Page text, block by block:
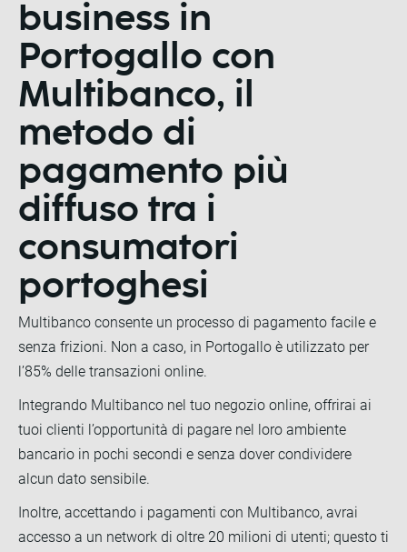
business in
Portogallo con
Multibanco, il
metodo di
pagamento più
diffuso tra i
consumatori
portoghesi
Multibanco consente un processo di pagamento facile e
senza frizioni. Non a caso, in Portogallo è utilizzato per
l’85% delle transazioni online.
Integrando Multibanco nel tuo negozio online, offrirai ai
tuoi clienti l’opportunità di pagare nel loro ambiente
bancario in pochi secondi e senza dover condividere
alcun dato sensibile.
Inoltre, accettando i pagamenti con Multibanco, avrai
accesso a un network di oltre 20 milioni di utenti; questo ti